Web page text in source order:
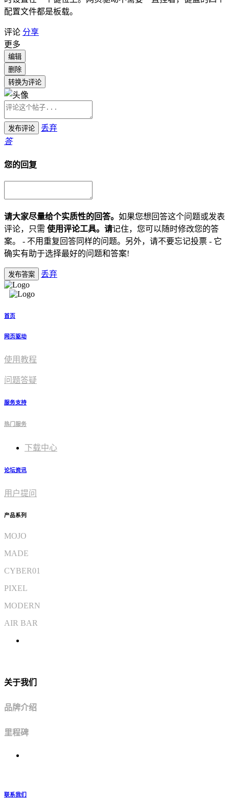
配置文件都是板载。
评论 分享
更多
编辑
删除
转换为评论
发布评论
丢弃
答
您的回复
请大家尽量给个实质性的回答。 如果您想回答这个问题或发表
评论，只需 使用评论工具。请记住，您可以随时修改您的答
案。 - 不用重复回答同样的问题。另外，请不要忘记投票 - 它
确实有助于选择最好的问题和答案!
发布答案 丢弃
首页
网页驱动
使用教程​
问题答疑
服务支持
热门服务
下载中心
论坛资讯
用户提问
产品系列
MOJO
MADE
CYBER01
PIXEL
MODERN
AIR BAR
关于我们
品牌介绍
里程碑
联系我们